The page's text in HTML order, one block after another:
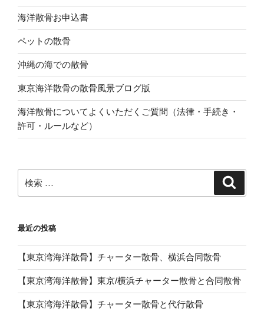
海洋散骨お申込書
ペットの散骨
沖縄の海での散骨
東京海洋散骨の散骨風景ブログ版
海洋散骨についてよくいただくご質問（法律・手続き・
許可・ルールなど）
索:
最近の投稿
【東京湾海洋散骨】チャーター散骨、横浜合同散骨
【東京湾海洋散骨】東京/横浜チャーター散骨と合同散骨
【東京湾海洋散骨】チャーター散骨と代行散骨